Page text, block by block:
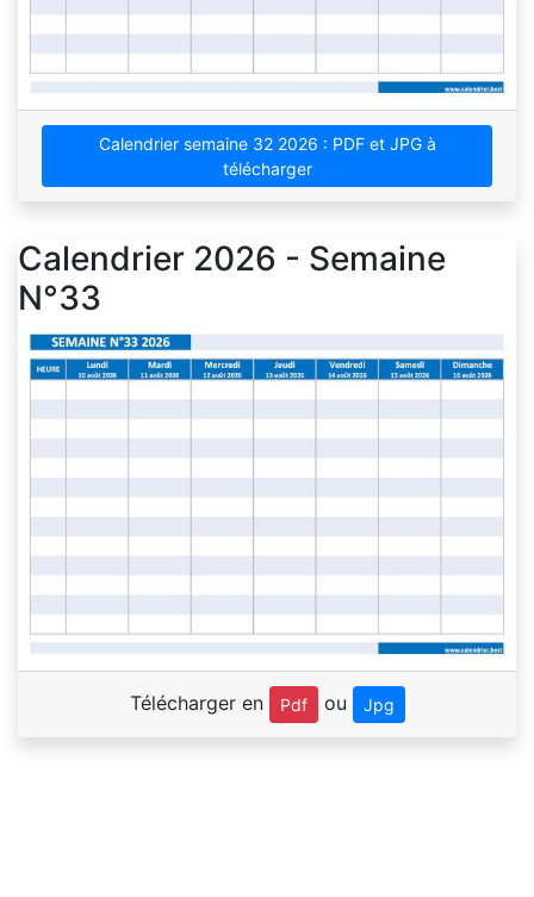
Calendrier semaine 32 2026 : PDF et JPG à
télécharger
Calendrier 2026 - Semaine
N°33
Télécharger en Pdf ou Jpg